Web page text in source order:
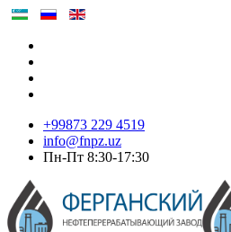
+99873 229 4519
info@fnpz.uz
Пн-Пт 8:30-17:30